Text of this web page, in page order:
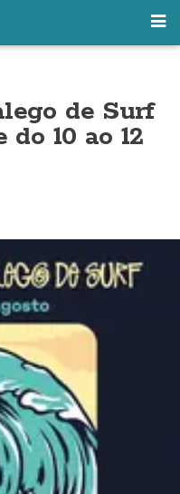
de Surf
10 ao 12